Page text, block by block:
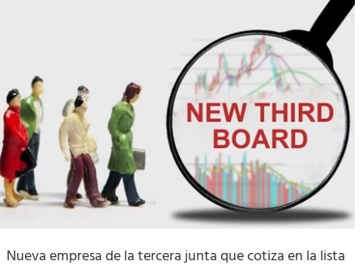
Nueva empresa de la tercera junta que cotiza en la lista